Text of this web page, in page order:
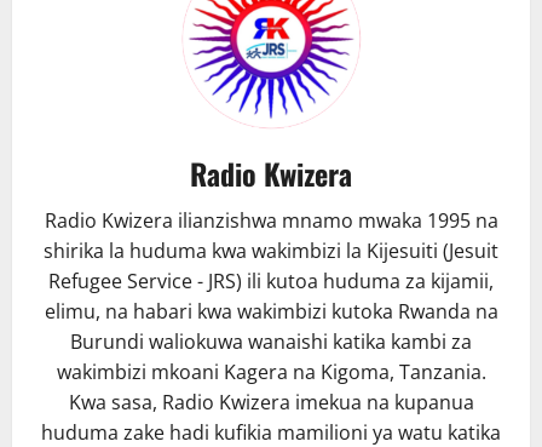
Radio Kwizera
Radio Kwizera ilianzishwa mnamo mwaka 1995 na
shirika la huduma kwa wakimbizi la Kijesuiti (Jesuit
Refugee Service - JRS) ili kutoa huduma za kijamii,
elimu, na habari kwa wakimbizi kutoka Rwanda na
Burundi waliokuwa wanaishi katika kambi za
wakimbizi mkoani Kagera na Kigoma, Tanzania.
Kwa sasa, Radio Kwizera imekua na kupanua
huduma zake hadi kufikia mamilioni ya watu katika